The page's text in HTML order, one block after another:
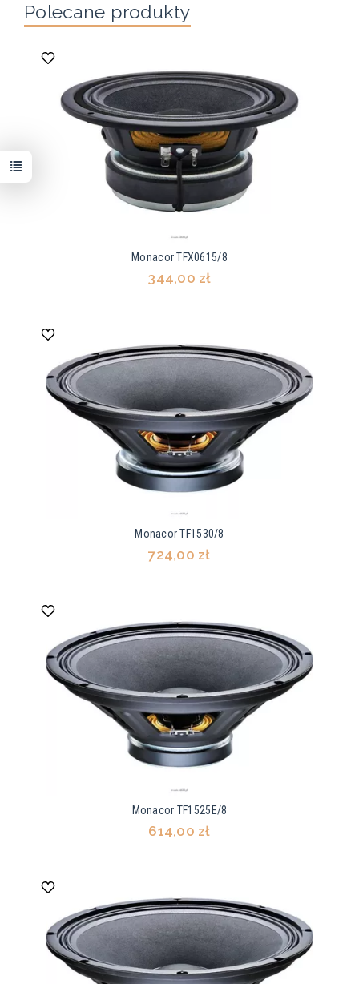
Polecane produkty
Monacor TFX0615/8
344,00 zł
Monacor TF1530/8
724,00 zł
Monacor TF1525E/8
614,00 zł